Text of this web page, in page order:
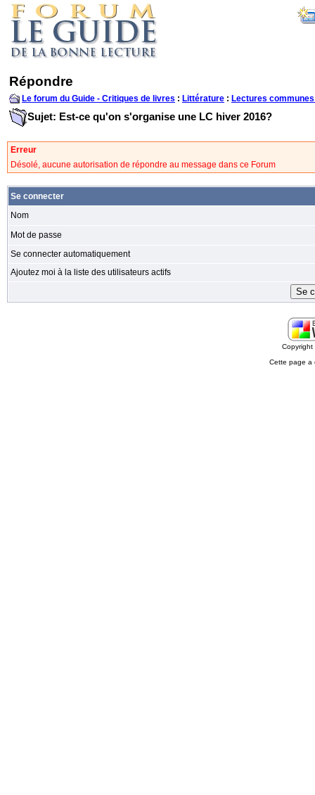
Répondre
Le forum du Guide - Critiques de livres : Littérature : Lectures
Sujet: Est-ce qu'on s'organise une LC hiver 2016?
Erreur
Désolé, aucune autorisation de répondre au message dans ce Forum
Se connecter
Nom
Mot de passe
Se connecter automatiquement
Ajoutez moi à la liste des utilisateurs actifs
Cette page a